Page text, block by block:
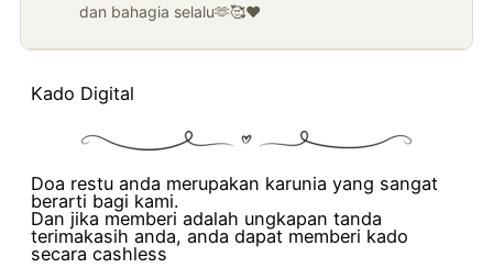
dan bahagia selalu🫶🥰❤️
Kado Digital
Doa restu anda merupakan karunia yang sangat
berarti bagi kami.
Dan jika memberi adalah ungkapan tanda
terimakasih anda, anda dapat memberi kado
secara cashless